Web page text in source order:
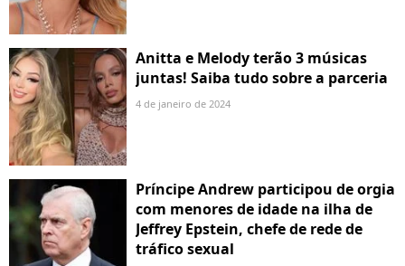
Anitta e Melody terão 3 músicas
juntas! Saiba tudo sobre a parceria
4 de janeiro de 2024
Príncipe Andrew participou de orgia
com menores de idade na ilha de
Jeffrey Epstein, chefe de rede de
tráfico sexual